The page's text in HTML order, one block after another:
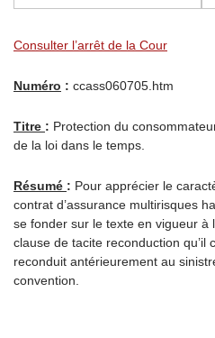
Consulter l’arrêt de la Cour
Numéro : ccass060705.htm
Titre : Protection du
de la loi dans le temps.
Résumé : Pour apprécier le
contrat d’assurance multirisques
se fonder sur le texte en vigueur à
clause de tacite reconduction qu’il
reconduit antérieurement au
convention.